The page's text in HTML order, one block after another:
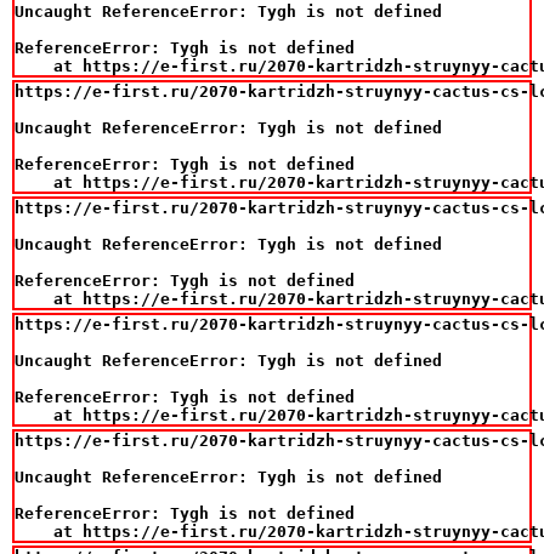
Uncaught ReferenceError: Tygh is not defined
ReferenceError: Tygh is not defined
at https://e-first.ru/2070-kartridzh-struynyy-
https://e-first.ru/2070-kartridzh-struynyy-cactus-cs-
Uncaught ReferenceError: Tygh is not defined
ReferenceError: Tygh is not defined
at https://e-first.ru/2070-kartridzh-struynyy-
https://e-first.ru/2070-kartridzh-struynyy-cactus-cs-
Uncaught ReferenceError: Tygh is not defined
ReferenceError: Tygh is not defined
at https://e-first.ru/2070-kartridzh-struynyy-
https://e-first.ru/2070-kartridzh-struynyy-cactus-cs-
Uncaught ReferenceError: Tygh is not defined
ReferenceError: Tygh is not defined
at https://e-first.ru/2070-kartridzh-struynyy-
https://e-first.ru/2070-kartridzh-struynyy-cactus-cs-
Uncaught ReferenceError: Tygh is not defined
ReferenceError: Tygh is not defined
at https://e-first.ru/2070-kartridzh-struynyy-